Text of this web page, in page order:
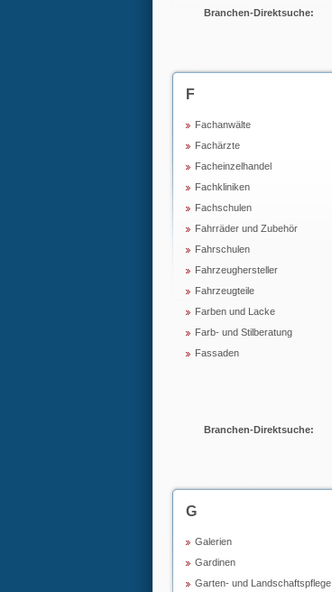
Branchen-Direktsuche:
F
Fachanwälte
Fachärzte
Facheinzelhandel
Fachkliniken
Fachschulen
Fahrräder und Zubehör
Fahrschulen
Fahrzeughersteller
Fahrzeugteile
Farben und Lacke
Farb- und Stilberatung
Fassaden
Branchen-Direktsuche:
G
Galerien
Gardinen
Garten- und Landschaftspflege